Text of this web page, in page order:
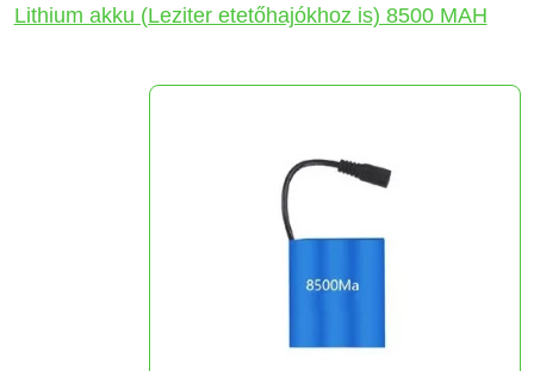
Lithium akku (Leziter etetőhajókhoz is) 8500 MAH